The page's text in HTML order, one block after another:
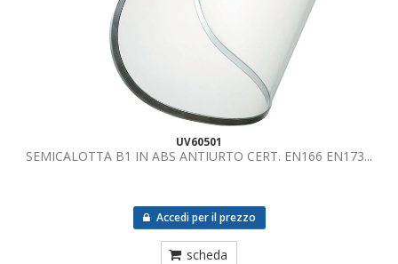
UV60501
SEMICALOTTA B1 IN ABS ANTIURTO CERT. EN166 EN173...
Accedi per il prezzo
scheda